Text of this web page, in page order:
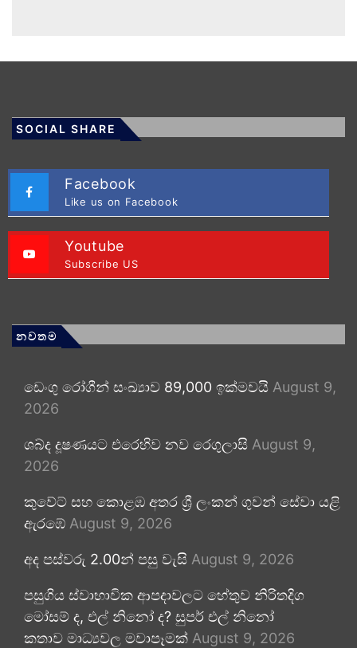
SOCIAL SHARE
Facebook
Like us on Facebook
Youtube
Subscribe US
නවතම
ඩෙංගු රෝගීන් සංඛ්‍යාව 89,000 ඉක්මවයි August 9,
2026
ශබ්ද දූෂණයට එරෙහිව නව රෙගුලාසි August 9,
2026
කුවේට් සහ කොළඹ අතර ශ්‍රී ලංකන් ගුවන් සේවා යළි
ඇරඹේ August 9, 2026
අද පස්වරු 2.00න් පසු වැසි August 9, 2026
පසුගිය ස්වාභාවික ආපදාවලට හේතුව නිරිතදිග
මෝසම් ද, එල් නිනෝ ද? සුපර් එල් නිනෝ
කතාව මාධ්‍යවල මවාපෑමක් August 9, 2026